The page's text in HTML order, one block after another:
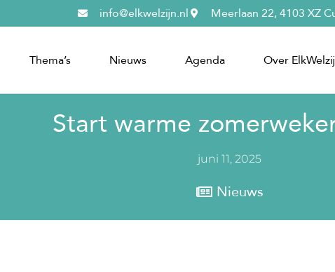
info@elkwelzijn.nl Meerlaan 22, 4103 XZ
Thema’s Nieuws Agenda Over
Start warme
juni 11, 2025
Nieuws